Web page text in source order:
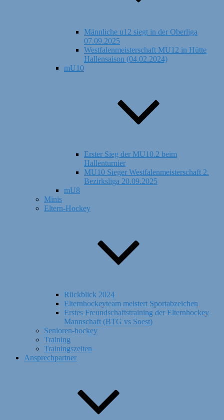
Männliche u12 siegt in der Oberliga
07.09.2025
Westfalenmeisterschaft MU12 in Hütte
Hallensaison (04.02.2024)
mU10
Erster Sieg der MU10.2 beim
Hallenturnier
MU10 Sieger Westfalenmeisterschaft 2.
Bezirksliga 20.09.2025
mU8
Minis
Eltern-Hockey
Rückblick 2024
Elternhockeyteam meistert Sportabzeichen
Erstes Freundschaftstraining der Elternhockey
Mannschaft (BTG vs Soest)
Senioren-hockey
Training
Trainingszeiten
Ansprechpartner